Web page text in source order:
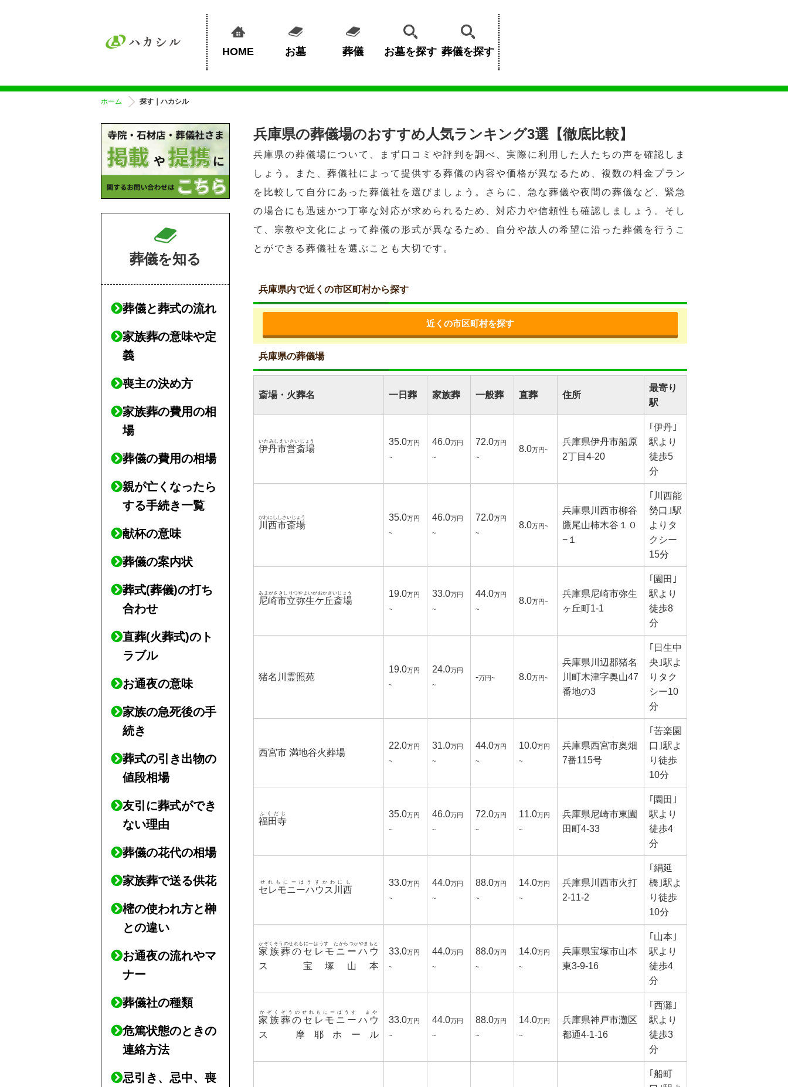
HOME お墓 葬儀 お墓を探す 葬儀を探す
ホーム 探す｜ハカシル
兵庫県の葬儀場のおすすめ人気ランキング3選【徹底比較】
兵庫県の葬儀場について、まず口コミや評判を調べ、実際に利用した人たちの声を確認しま
しょう。また、葬儀社によって提供する葬儀の内容や価格が異なるため、複数の料金プラン
を比較して自分にあった葬儀社を選びましょう。さらに、急な葬儀や夜間の葬儀など、緊急
の場合にも迅速かつ丁寧な対応が求められるため、対応力や信頼性も確認しましょう。そし
て、宗教や文化によって葬儀の形式が異なるため、自分や故人の希望に沿った葬儀を行うこ
とができる葬儀社を選ぶことも大切です。
兵庫県内で近くの市区町村から探す
近くの市区町村を探す
兵庫県の葬儀場
斎場・火葬名 一日葬 家族葬 一般葬 直葬 住所
最寄り
駅
伊丹市営斎場
いたみしえいさいじょう 35.0万円
~
46.0万円
~
72.0万円
~
8.0万円~
兵庫県伊丹市船原
2丁目4-20
｢伊丹｣
駅より
徒歩5
分
川西市斎場
かわにししさいじょう 35.0万円
~
46.0万円
~
72.0万円
~
8.0万円~
兵庫県川西市柳谷
鷹尾山柿木谷１０
−１
｢川西能
勢口｣駅
よりタ
クシー
15分
尼崎市立弥生ケ丘斎場
あまがさきしりつやよいがおかさいじょう 19.0万円
~
33.0万円
~
44.0万円
~
8.0万円~
兵庫県尼崎市弥生
ヶ丘町1-1
｢園田｣
駅より
徒歩8
分
猪名川霊照苑
19.0万円
~
24.0万円
~
-万円~ 8.0万円~
兵庫県川辺郡猪名
川町木津字奥山47
番地の3
｢日生中
央｣駅よ
りタク
シー10
分
西宮市 満地谷火葬場
22.0万円
~
31.0万円
~
44.0万円
~
10.0万円
~
兵庫県西宮市奥畑
7番115号
｢苦楽園
口｣駅よ
り徒歩
10分
福田寺
ふくだじ 35.0万円
~
46.0万円
~
72.0万円
~
11.0万円
~
兵庫県尼崎市東園
田町4-33
｢園田｣
駅より
徒歩4
分
セレモニーハウス川西
せれもにーはうすかわにし 33.0万円
~
44.0万円
~
88.0万円
~
14.0万円
~
兵庫県川西市火打
2-11-2
｢絹延
橋｣駅よ
り徒歩
10分
家族葬のセレモニーハウ
ス 宝塚山本
かぞくそうのせれもにーはうす たからつかやまもと
33.0万円
~
44.0万円
~
88.0万円
~
14.0万円
~
兵庫県宝塚市山本
東3-9-16
｢山本｣
駅より
徒歩4
分
家族葬のセレモニーハウ
ス 摩耶ホール
かぞくそうのせれもにーはうす まや
33.0万円
~
44.0万円
~
88.0万円
~
14.0万円
~
兵庫県神戸市灘区
都通4-1-16
｢西灘｣
駅より
徒歩3
分
｢船町
葬儀を知る
葬儀と葬式の流れ
家族葬の意味や定
義
喪主の決め方
家族葬の費用の相
場
葬儀の費用の相場
親が亡くなったら
する手続き一覧
献杯の意味
葬儀の案内状
葬式(葬儀)の打ち
合わせ
直葬(火葬式)のト
ラブル
お通夜の意味
家族の急死後の手
続き
葬式の引き出物の
値段相場
友引に葬式ができ
ない理由
葬儀の花代の相場
家族葬で送る供花
樒の使われ方と榊
との違い
お通夜の流れやマ
ナー
葬儀社の種類
危篤状態のときの
連絡方法
忌引き、忌中、喪